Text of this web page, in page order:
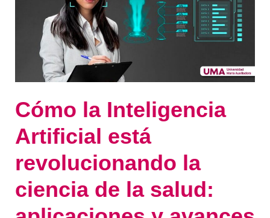
Cómo la Inteligencia
Artificial está
revolucionando la
ciencia de la salud:
revolucionando
ciencia
salud:
aplicaciones
avances
diagnóstico
y